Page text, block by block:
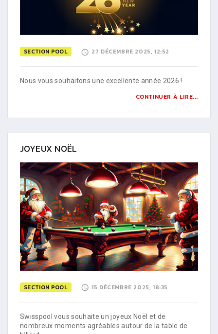
SECTION POOL 27 DÉCEMBRE 2025, 12:52
Nous vous souhaitons une excellente année 2026 !
CONTINUER À LIRE...
JOYEUX NOËL
SECTION POOL 15 DÉCEMBRE 2025, 18:35
Swisspool vous souhaite un joyeux Noël et de
nombreux moments agréables autour de la table de